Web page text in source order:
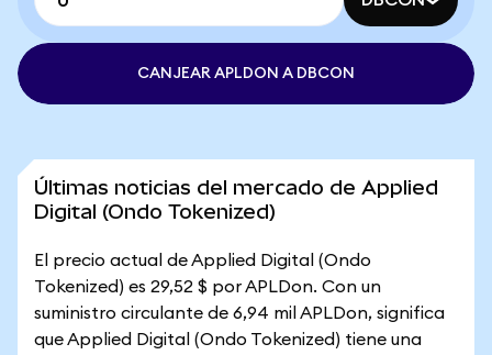
CANJEAR APLDON A DBCON
Últimas noticias del mercado de Applied
Digital (Ondo Tokenized)
El precio actual de Applied Digital (Ondo
Tokenized) es 29,52 $ por APLDon. Con un
suministro circulante de 6,94 mil APLDon, significa
que Applied Digital (Ondo Tokenized) tiene una